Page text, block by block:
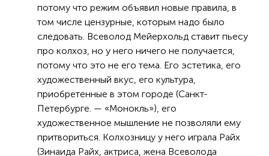
потому что режим объявил новые правила, в
том числе цензурные, которым надо было
следовать. Всеволод Мейерхольд ставит пьесу
про колхоз, но у него ничего не получается,
потому что это не его тема. Его эстетика, его
художественный вкус, его культура,
приобретенные в этом городе (Санкт-
Петербурге. — «Монокль»), его
художественное мышление не позволяли ему
притвориться. Колхозницу у него играла Райх
(Зинаида Райх, актриса, жена Всеволода